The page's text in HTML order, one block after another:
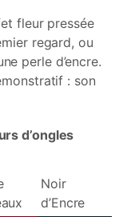
fleur pressée
regard, ou
perle d’encre.
: son
d’ongles
Noir
d’Encre